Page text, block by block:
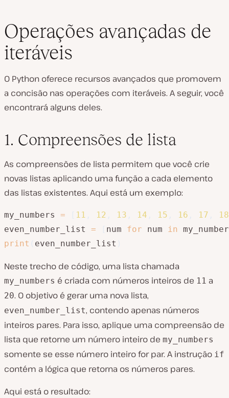
Operações avançadas de
iteráveis
O Python oferece recursos avançados que promovem
a concisão nas operações com iteráveis. A seguir, você
encontrará alguns deles.
1. Compreensões de lista
As compreensões de lista permitem que você crie
novas listas aplicando uma função a cada elemento
das listas existentes. Aqui está um exemplo:
my_numbers = 11 12 13 14 15 16 17
18
even_number_list = num for num in
print
even_number_list
Neste trecho de código, uma lista chamada
my_numbers é criada com números inteiros de 11 a
20. O objetivo é gerar uma nova lista,
even_number_list, contendo apenas números
inteiros pares. Para isso, aplique uma compreensão de
lista que retorne um número inteiro de my_numbers
somente se esse número inteiro for par. A instrução if
contém a lógica que retorna os números pares.
Aqui está o resultado: